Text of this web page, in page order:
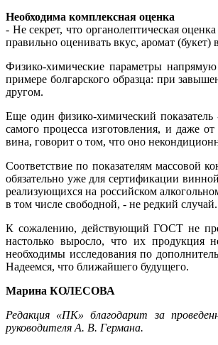
Необходима комплексная оценка
- Не секрет, что органолептическая
правильно оценивать вкус, аромат
Физико-химические параметры
примере болгарского образца: при
другом.
Еще один физико-химический показатель
самого процесса изготовления, и даже
вина, говорит о том, что оно
Соответствие по показателям массовой
обязательно уже для сертификации
реализующихся на российском
в том числе свободной, - не редкий
К сожалению, действующий ГОСТ не
настолько выросло, что их продукция
необходимы исследования по
Надеемся, что ближайшего будущего.
Марина КОЛЕСОВА
Редакция «ПК» благодарит за
руководителя А. В. Германа.